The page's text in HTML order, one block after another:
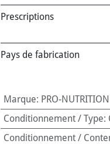
Prescriptions
Pays de fabrication
Marque: PRO-NUTRITION
Conditionnement / Type:
Conditionnement /